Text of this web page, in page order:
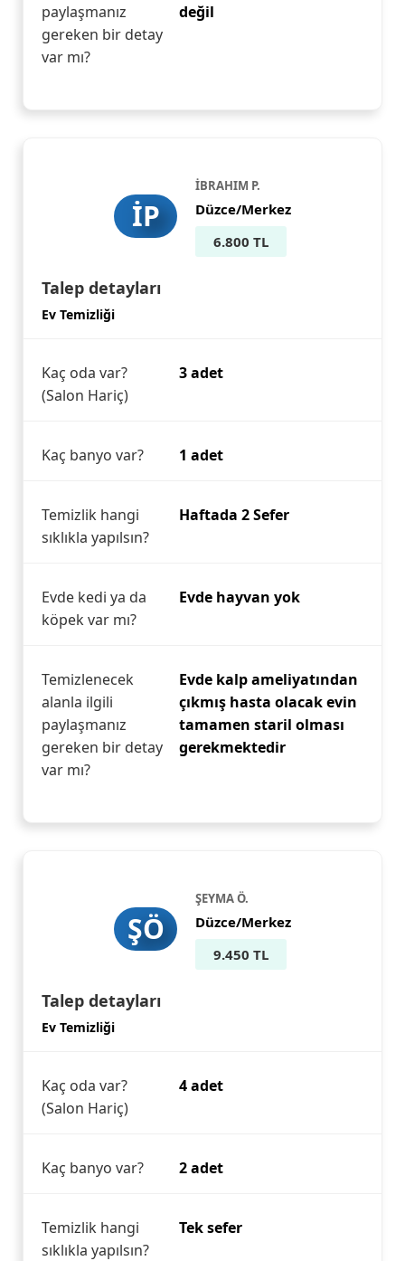
paylaşmanız
gereken bir detay
var mı?
değil
İP
İBRAHIM P.
Düzce/Merkez
6.800 TL
Talep detayları
Ev Temizliği
Kaç oda var?
(Salon Hariç)
3 adet
Kaç banyo var? 1 adet
Temizlik hangi
sıklıkla yapılsın?
Haftada 2 Sefer
Evde kedi ya da
köpek var mı?
Evde hayvan yok
Temizlenecek
alanla ilgili
paylaşmanız
gereken bir detay
var mı?
Evde kalp ameliyatından
çıkmış hasta olacak evin
tamamen staril olması
gerekmektedir
ŞÖ
ŞEYMA Ö.
Düzce/Merkez
9.450 TL
Talep detayları
Ev Temizliği
Kaç oda var?
(Salon Hariç)
4 adet
Kaç banyo var? 2 adet
Temizlik hangi
sıklıkla yapılsın?
Tek sefer